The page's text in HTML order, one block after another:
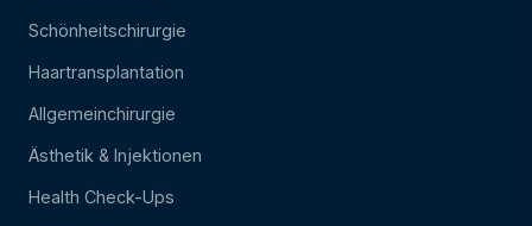
Schönheitschirurgie
Haartransplantation
Allgemeinchirurgie
Ästhetik & Injektionen
Health Check-Ups